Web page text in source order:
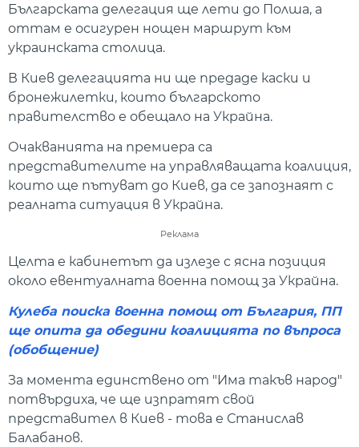
Българската делегация ще лети до Полша, а
оттам е осигурен нощен маршрут към
украинската столица.
В Киев делегацията ни ще предаде каски и
бронежилетки, които българското
правителство е обещало на Украйна.
Очакванията на премиера са
представителите на управляващата коалиция,
които ще пътуват до Киев, да се запознаят с
реалната ситуация в Украйна.
Реклама
Целта е кабинетът да излезе с ясна позиция
около евентуалната военна помощ за Украйна.
Кулеба поиска военна помощ от България, ПП
ще опита да обедини коалицията по въпроса
(обобщение)
За момента единствено от "Има такъв народ"
потвърдиха, че ще изпратят свой
представител в Киев - това е Станислав
Балабанов.